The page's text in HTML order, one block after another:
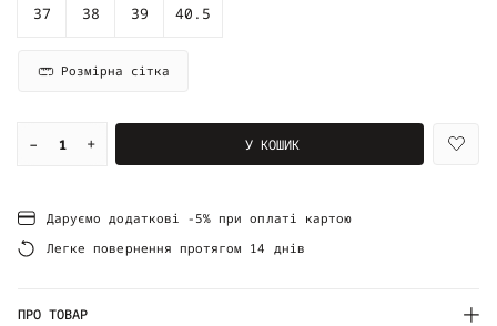
37 38 39 40.5
Розмірна сітка
– + У КОШИК
Даруємо додаткові -5% при оплаті картою
Легке повернення протягом 14 днів
ПРО ТОВАР